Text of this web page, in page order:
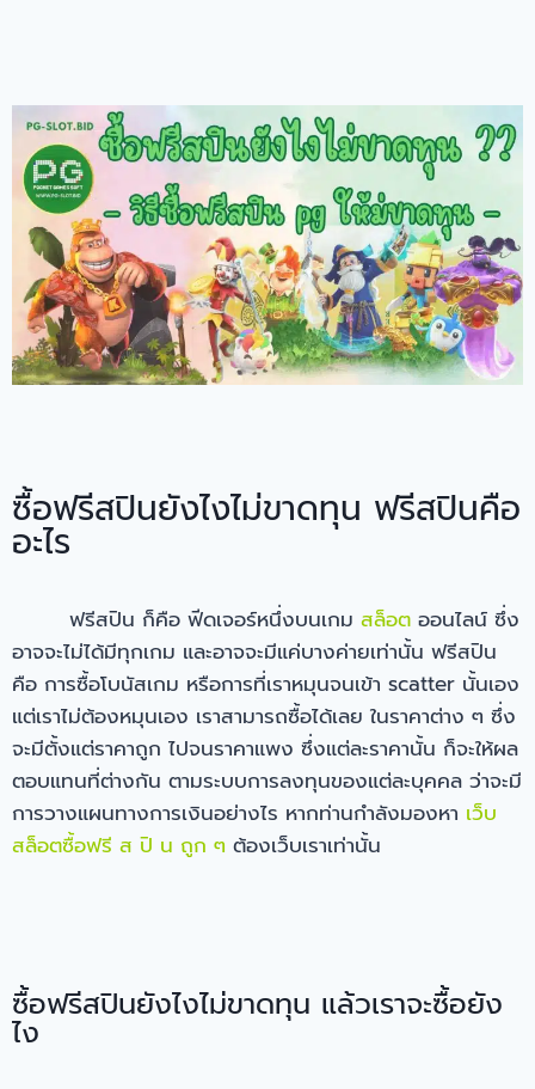
ซื้อฟรีสปินยังไงไม่ขาดทุน ฟรีสปินคือ
อะไร
ฟรีสปิน ก็คือ ฟีดเจอร์หนึ่งบนเกม สล็อต ออนไลน์ ซึ่ง
อาจจะไม่ได้มีทุกเกม และอาจจะมีแค่บางค่ายเท่านั้น ฟรีสปิน
คือ การซื้อโบนัสเกม หรือการที่เราหมุนจนเข้า scatter นั้นเอง
แต่เราไม่ต้องหมุนเอง เราสามารถซื้อได้เลย ในราคาต่าง ๆ ซึ่ง
จะมีตั้งแต่ราคาถูก ไปจนราคาแพง ซึ่งแต่ละราคานั้น ก็จะให้ผล
ตอบแทนที่ต่างกัน ตามระบบการลงทุนของแต่ละบุคคล ว่าจะมี
การวางแผนทางการเงินอย่างไร หากท่านกำลังมองหา เว็บ
สล็อตซื้อฟรี ส ปิ น ถูก ๆ ต้องเว็บเราเท่านั้น
ซื้อฟรีสปินยังไงไม่ขาดทุน แล้วเราจะซื้อยัง
ไง